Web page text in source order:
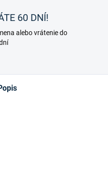
60 DNÍ!
alebo vrátenie do